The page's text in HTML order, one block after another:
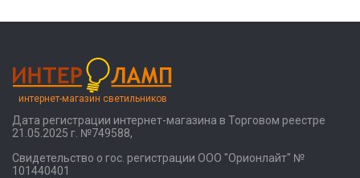
интернет-магазин светильников
Дата регистрации интернет-магазина в Торговом реестре
21.05.2025 г. №749588,
Свидетельство о гос. регистрации ООО "Орионлайт" №
101440401